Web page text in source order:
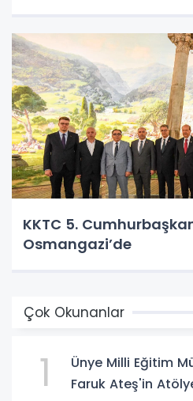
KKTC 5.
Osmangazi’de
Çok Okunanlar
1
Ünye Milli Eğitim
Faruk Ateş'in